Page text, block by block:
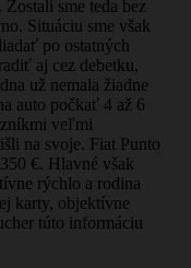
sme teda bez
Situáciu sme však
po ostatných
aj cez debetku,
už nemala žiadne
auto počkať 4 až 6
veľmi
na svoje. Fiat Punto
€. Hlavné však
rýchlo a rodina
karty, objektívne
túto informáciu